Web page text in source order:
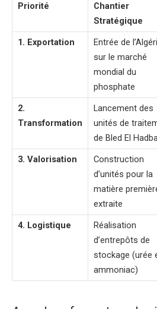
Priorité
Chantier
Stratégique
1. Exportation
Entrée de
sur le marché
mondial du
phosphate
2.
Transformation
Lancement des
unités de
de Bled El
3. Valorisation
Construction
d’unités pour la
matière
extraite
4. Logistique
Réalisation
d’entrepôts de
stockage (urée
ammoniac)